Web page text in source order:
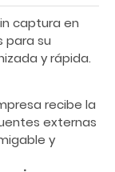
captura en
para su
y rápida.
recibe la
externas
y